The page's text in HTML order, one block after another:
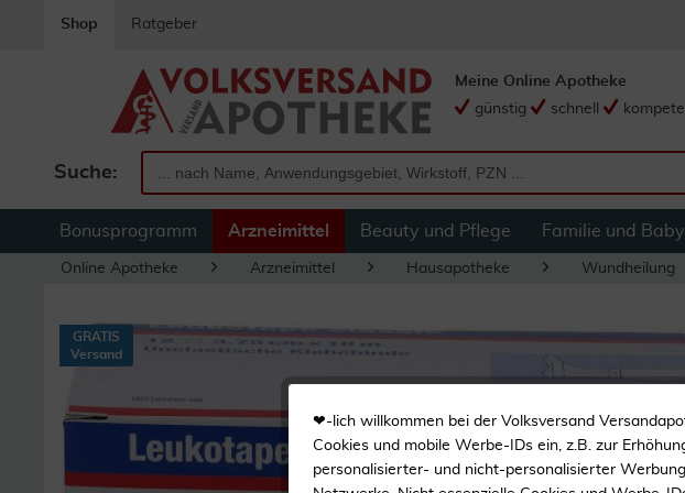
Shop Ratgeber
Suche:
Meine Online Apotheke
günstig
schnell
Bonusprogramm Arzneimittel Beauty und Pflege Familie und Baby
Online Apotheke Arzneimittel Hausapotheke Wundheilung
GRATIS
Versand
❤-lich willkommen bei der Volksversand
Cookies und mobile Werbe-IDs ein, z.B. zur
personalisierter- und nicht-personalisierter